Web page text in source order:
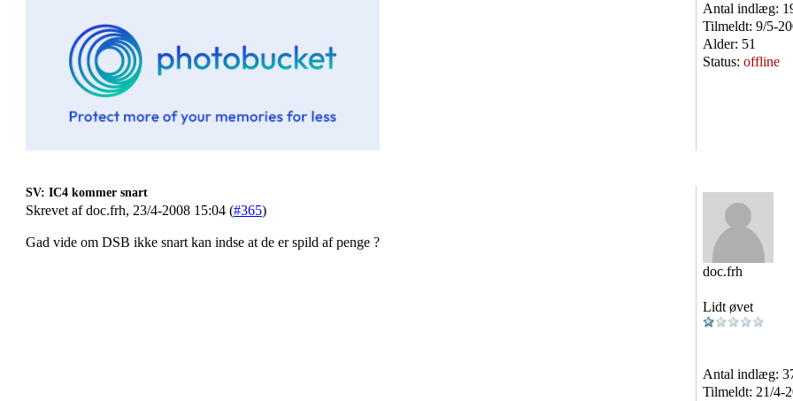
Antal indlæg:
Tilmeldt: 9/5-
Alder: 51
Status: offline
SV: IC4 kommer snart
Skrevet af doc.frh, 23/4-2008 15:04 (#365)
Gad vide om DSB ikke snart kan indse at de er spild af penge ?
doc.frh
Lidt øvet
Antal indlæg:
Tilmeldt: 21/4-